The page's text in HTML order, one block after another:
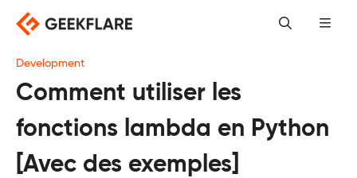
Skip
content
Development
Comment utiliser les
fonctions lambda en Python
[Avec des exemples]